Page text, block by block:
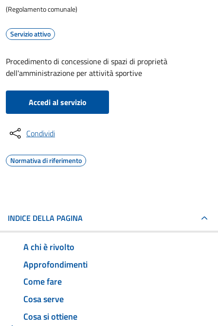
(Regolamento comunale)
Servizio attivo
Procedimento di concessione di spazi di proprietà
dell'amministrazione per attività sportive
Accedi al servizio
Condividi
Normativa di riferimento
INDICE DELLA PAGINA
A chi è rivolto
Approfondimenti
Come fare
Cosa serve
Cosa si ottiene